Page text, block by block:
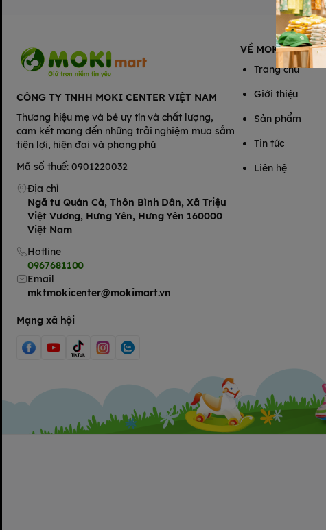
CÔNG TY TNHH MOKI CENTER VIỆT NAM
Thương hiệu mẹ và bé uy tín và chất lượng,
cam kết mang đến những trải nghiệm mua sắm
tiện lợi, hiện đại và phong phú
Mã số thuế: 0901220032
Địa chỉ
Ngã tư Quán Cà, Thôn Bình Dân, Xã Triệu
Việt Vương, Hưng Yên, Hưng Yên 160000
Việt Nam
Hotline
0967681100
Email
mktmokicenter@mokimart.vn
Mạng xã hội
VỀ MOKIMART
Trang chủ
Giới thiệu
Sản phẩm
Tin tức
Liên hệ